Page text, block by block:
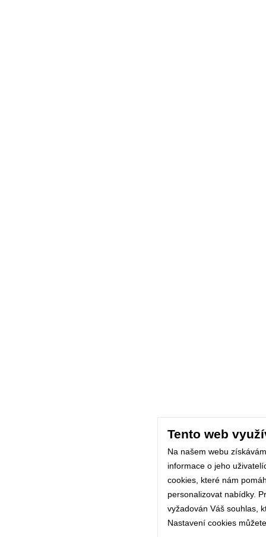
Tento web
Na našem webu
informace o jeho
cookies, které nám
personalizovat nabídky.
vyžadován Váš souhlas,
Nastavení cookies